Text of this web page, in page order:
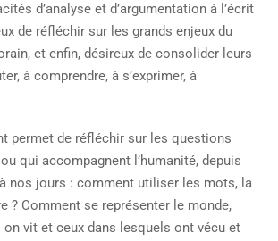
d’analyse et d’argumentation à l’écrit
de réfléchir sur les grands enjeux du
et enfin, désireux de consolider leurs
à comprendre, à s’exprimer, à
permet de réfléchir sur les questions
qui accompagnent l’humanité, depuis
nos jours : comment utiliser les mots, la
? Comment se représenter le monde,
vit et ceux dans lesquels ont vécu et